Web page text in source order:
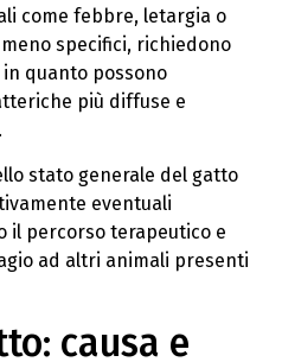
come febbre, letargia o
specifici, richiedono
quanto possono
più diffuse e
stato generale del gatto
eventuali
il percorso terapeutico e
ad altri animali presenti
causa e